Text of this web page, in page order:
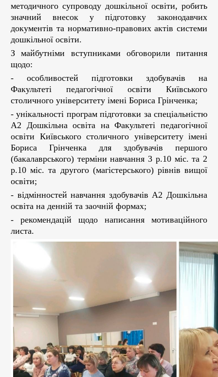
методичного супроводу дошкільної освіти, робить
значний внесок у підготовку законодавчих
документів та нормативно-правових актів системи
дошкільної освіти.
З майбутніми вступниками обговорили питання
щодо:
- особливостей підготовки здобувачів на
Факультеті педагогічної освіти Київського
столичного університету імені Бориса Грінченка;
- унікальності програм підготовки за спеціальністю
А2 Дошкільна освіта на Факультеті педагогічної
освіти Київського столичного університету імені
Бориса Грінченка для здобувачів першого
(бакалаврського) терміни навчання 3 р.10 міс. та 2
р.10 міс. та другого (магістерського) рівнів вищої
освіти;
- відмінностей навчання здобувачів А2 Дошкільна
освіта на денній та заочній формах;
- рекомендацій щодо написання мотиваційного
листа.